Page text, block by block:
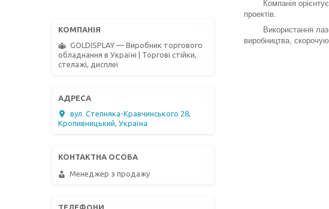
Компанія
проектів.
Використання
виробництва,
GOLDISPLAY — Виробник торгового
обладнання в Україні | Торгові стійки,
стелажі, дисплеї
вул. Степняка-Кравчинського 28,
Кропивницький, Україна
Менеджер з продажу